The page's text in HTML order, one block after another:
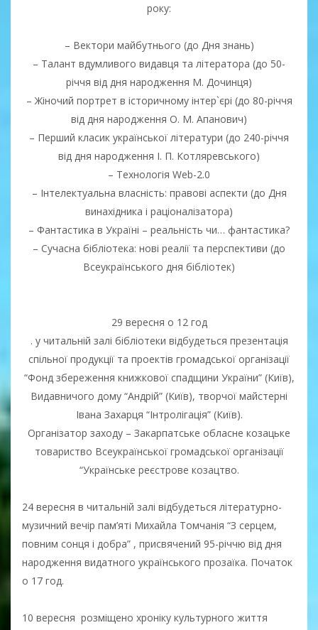
року:
– Вектори майбутнього (до Дня знань)
– Талант вдумливого видавця та літератора (до 50-
річчя від дня народження М. Дочинця)
– Жіночий портрет в історичному інтер`єрі (до 80-річчя
від дня народження О. М. Апанович)
– Перший класик української літератури (до 240-річчя
від дня народження І. П. Котляревського)
– Технологія Web-2.0
– Інтелектуальна власність: правові аспекти (до Дня
винахідника і раціоналізатора)
– Фантастика в Україні – реальність чи… фантастика?
– Сучасна бібліотека: нові реалії та перспективи (до
Всеукраїнського дня бібліотек)
29 вересня о 12 год
. у читальній залі бібліотеки відбудеться презентація
спільної продукції та проектів громадської організації
“Фонд збереження книжкової спадщини України” (Київ),
Видавничого дому “Андрій” (Київ), творчої майстерні
Івана Захарця “Інтролігація” (Київ).
Організатор заходу – Закарпатське обласне козацьке
товариство Всеукраїнської громадської організації
“Українське реєстрове козацтво.
24 вересня в читальній залі відбудеться літературно-
музичний вечір пам’яті Михайла Томчанія “З серцем,
повним сонця і добра” , присвячений 95-річчю від дня
народження видатного українського прозаїка. Початок
о 17 год.
10 вересня розміщено хроніку культурного життя